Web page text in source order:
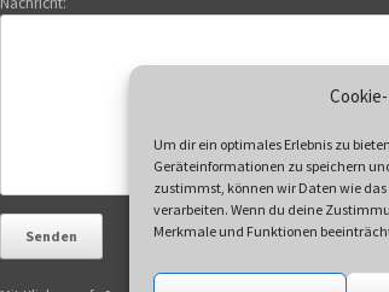
Um dir ein optimales Erlebnis zu
Geräteinformationen zu speichern
zustimmst, können wir Daten wie
verarbeiten. Wenn du deine
Merkmale und Funktionen